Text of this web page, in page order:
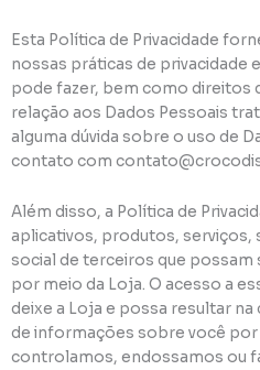
Esta Política de Privacidade
nossas práticas de privacidade
pode fazer, bem como direitos
relação aos Dados Pessoais
alguma dúvida sobre o uso de
contato com
Além disso, a Política de
aplicativos, produtos, serviços,
social de terceiros que
por meio da Loja. O acesso a
deixe a Loja e possa resultar
de informações sobre você
controlamos, endossamos ou